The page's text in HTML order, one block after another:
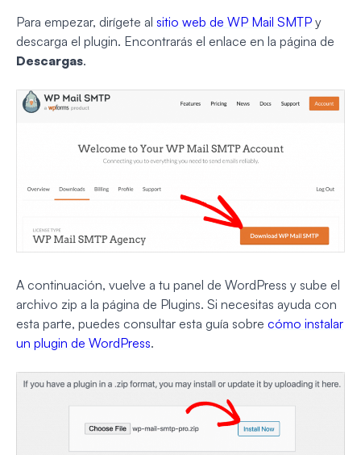
Para empezar, dirígete al sitio web de WP Mail SMTP y
descarga el plugin. Encontrarás el enlace en la página de
Descargas.
A continuación, vuelve a tu panel de WordPress y sube el
archivo zip a la página de Plugins. Si necesitas ayuda con
esta parte, puedes consultar esta guía sobre cómo instalar
un plugin de WordPress.